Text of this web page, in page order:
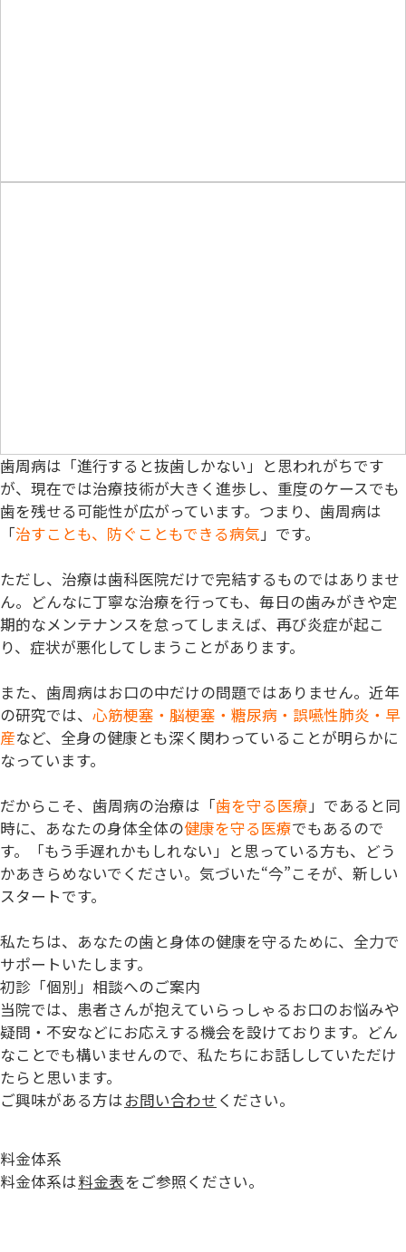
歯周病は「進行すると抜歯しかない」と思われがちです
が、現在では治療技術が大きく進歩し、重度のケースでも
歯を残せる可能性が広がっています。つまり、歯周病は
「治すことも、防ぐこともできる病気」です。
ただし、治療は歯科医院だけで完結するものではありませ
ん。どんなに丁寧な治療を行っても、毎日の歯みがきや定
期的なメンテナンスを怠ってしまえば、再び炎症が起こ
り、症状が悪化してしまうことがあります。
また、歯周病はお口の中だけの問題ではありません。近年
の研究では、 心筋梗塞・脳梗塞・糖尿病・誤嚥性肺炎・早
産など、 全身の健康とも深く関わっていることが明らかに
なっています。
だからこそ、歯周病の治療は「歯を守る医療」であると同
時に、あなたの身体全体の健康を守る医療でもあるので
す。「もう手遅れかもしれない」と思っている方も、どう
かあきらめないでください。気づいた“今”こそが、新しい
スタートです。
私たちは、あなたの歯と身体の健康を守るために、全力で
サポートいたします。
初診「個別」相談へのご案内
当院では、患者さんが抱えていらっしゃるお口のお悩みや
疑問・不安などにお応えする機会を設けております。どん
なことでも構いませんので、私たちにお話ししていただけ
たらと思います。
ご興味がある方はお問い合わせ ください。
料金体系
料金体系は料金表をご参照ください。